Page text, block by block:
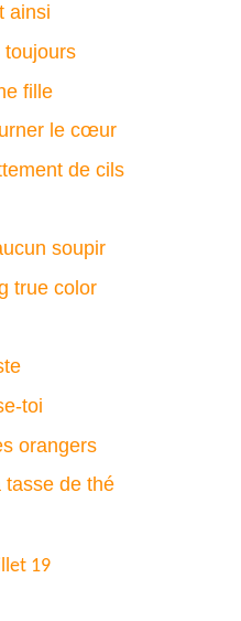
ainsi
toujours
fille
le cœur
de cils
soupir
true color
toi
orangers
tasse de thé
19